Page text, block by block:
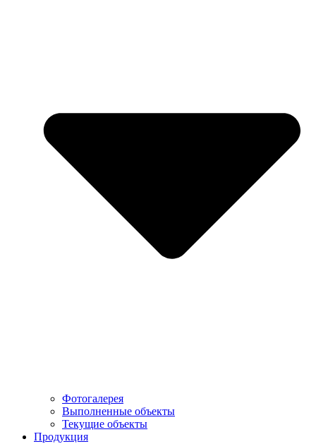
Фотогалерея
Выполненные объекты
Текущие объекты
Продукция